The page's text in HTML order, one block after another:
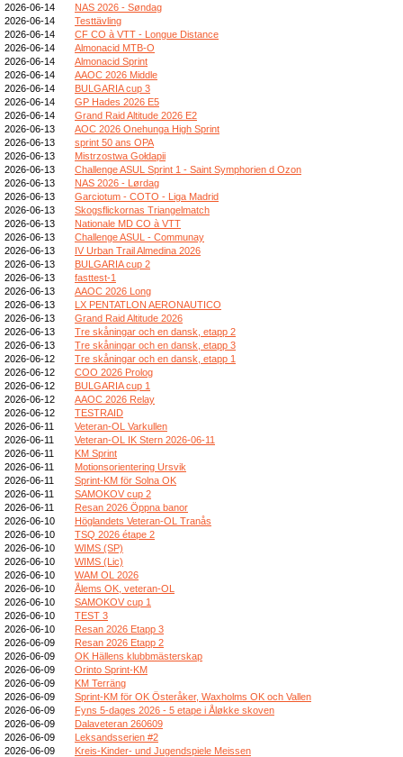
2026-06-14
NAS 2026 - Søndag
2026-06-14
Testtävling
2026-06-14
CF CO à VTT - Longue Distance
2026-06-14
Almonacid MTB-O
2026-06-14
Almonacid Sprint
2026-06-14
AAOC 2026 Middle
2026-06-14
BULGARIA cup 3
2026-06-14
GP Hades 2026 E5
2026-06-14
Grand Raid Altitude 2026 E2
2026-06-13
AOC 2026 Onehunga High Sprint
2026-06-13
sprint 50 ans OPA
2026-06-13
Mistrzostwa Gołdapii
2026-06-13
Challenge ASUL Sprint 1 - Saint Symphorien d Ozon
2026-06-13
NAS 2026 - Lørdag
2026-06-13
Garciotum - COTO - Liga Madrid
2026-06-13
Skogsflickornas Triangelmatch
2026-06-13
Nationale MD CO à VTT
2026-06-13
Challenge ASUL - Communay
2026-06-13
IV Urban Trail Almedina 2026
2026-06-13
BULGARIA cup 2
2026-06-13
fasttest-1
2026-06-13
AAOC 2026 Long
2026-06-13
LX PENTATLON AERONAUTICO
2026-06-13
Grand Raid Altitude 2026
2026-06-13
Tre skåningar och en dansk, etapp 2
2026-06-13
Tre skåningar och en dansk, etapp 3
2026-06-12
Tre skåningar och en dansk, etapp 1
2026-06-12
COO 2026 Prolog
2026-06-12
BULGARIA cup 1
2026-06-12
AAOC 2026 Relay
2026-06-12
TESTRAID
2026-06-11
Veteran-OL Varkullen
2026-06-11
Veteran-OL IK Stern 2026-06-11
2026-06-11
KM Sprint
2026-06-11
Motionsorientering Ursvik
2026-06-11
Sprint-KM för Solna OK
2026-06-11
SAMOKOV cup 2
2026-06-11
Resan 2026 Öppna banor
2026-06-10
Höglandets Veteran-OL Tranås
2026-06-10
TSQ 2026 étape 2
2026-06-10
WIMS (SP)
2026-06-10
WIMS (Lic)
2026-06-10
WAM OL 2026
2026-06-10
Ålems OK, veteran-OL
2026-06-10
SAMOKOV cup 1
2026-06-10
TEST 3
2026-06-10
Resan 2026 Etapp 3
2026-06-09
Resan 2026 Etapp 2
2026-06-09
OK Hällens klubbmästerskap
2026-06-09
Orinto Sprint-KM
2026-06-09
KM Terräng
2026-06-09
Sprint-KM för OK Österåker, Waxholms OK och Vallen
2026-06-09
Fyns 5-dages 2026 - 5 etape i Åløkke skoven
2026-06-09
Dalaveteran 260609
2026-06-09
Leksandsserien #2
2026-06-09
Kreis-Kinder- und Jugendspiele Meissen